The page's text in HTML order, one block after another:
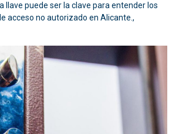
llave puede ser la clave para entender los
acceso no autorizado en Alicante.,